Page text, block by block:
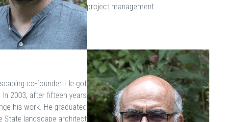
project management.
co-founder. He got
2003, after fifteen years
his work. He graduated
State landscape architect